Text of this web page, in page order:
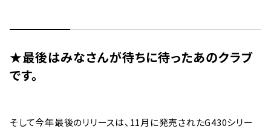
★最後はみなさんが待ちに待ったあのクラブ
です。
そして今年最後のリリースは、11月に発売されたG430シリー